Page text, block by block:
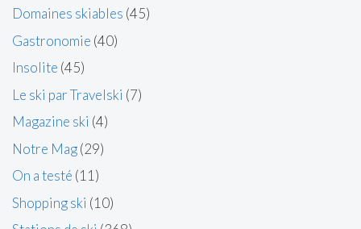
Domaines skiables (45)
Gastronomie (40)
Insolite (45)
Le ski par Travelski (7)
Magazine ski (4)
Notre Mag(29)
On a testé (11)
Shopping ski (10)